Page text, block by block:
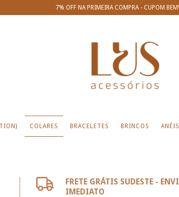
7% OFF NA PRIMEIRA COMPRA - CUPOM
COLARES BRACELETES BRINCOS ANÉIS
FRETE GRÁTIS SUDESTE -
IMEDIATO